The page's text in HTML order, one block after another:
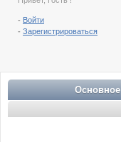
- Войти
- Зарегистрироваться
Основное